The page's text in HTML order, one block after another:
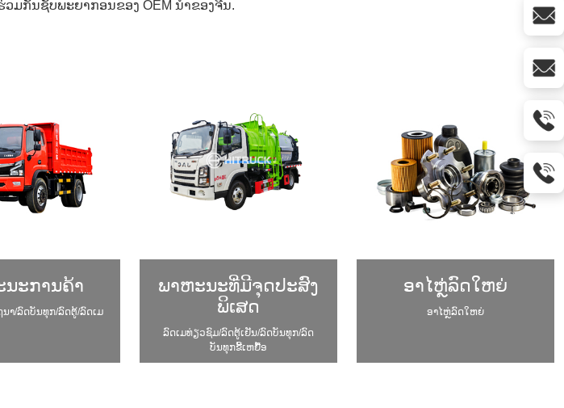
ວມ​ກັນ​ຊັບ​ພະ​ຍາ​ກອນ​ຂອງ OEM ນໍາ​ຂອງ​ຈີນ​.
ນະການຄ້າ
າ/ລົດບັນທຸກ/ລົດຕູ້/ລົດເມ
ພາຫະນະທີ່ມີຈຸດປະສົງ
ພິເສດ
ລົດເມທ່ຽວຊົມ/ລົດຕູ້ເຢັນ/ລົດບັນທຸກ/ລົດ
ບັນທຸກຂີ້ເຫຍື້ອ
ອາໄຫຼ່ລົດໃຫຍ່
ອາໄຫຼ່ລົດໃຫຍ່